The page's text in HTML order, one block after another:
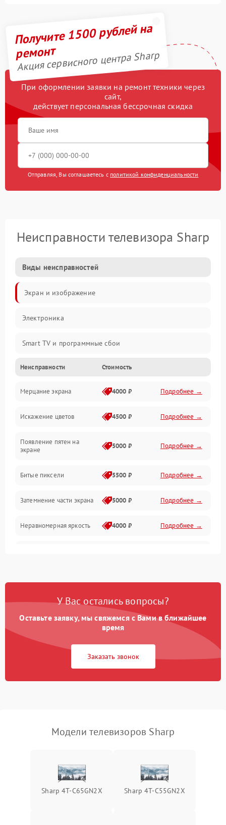
Получите 1500 рублей на
ремонт
Акция сервисного центра Sharp
При оформлении заявки на ремонт техники через
сайт,
действует персональная бессрочная скидка
Отправляя, Вы соглашаетесь с политикой конфиденциальности
Неисправности телевизора Sharp
Виды неисправностей
Экран и изображение
Электроника
Smart TV и программные сбои
Питание и запуск
Подсветка и LED-модули
Звук и аудиосистема
Сигнал и приём каналов
Механические повреждения
Программное обеспечение
Сеть и подключения
Аудио
Сетевая
Неисправности Стоимость
Мерцание экрана 4000 ₽ Подробнее →
Искажение цветов 4500 ₽ Подробнее →
Появление пятен на
экране
5000 ₽ Подробнее →
Битые пиксели 5500 ₽ Подробнее →
Затемнение части экрана 5000 ₽ Подробнее →
Неравномерная яркость 4000 ₽ Подробнее →
У Вас остались вопросы?
Оставьте заявку, мы свяжемся с Вами в ближайшее
время
Заказать звонок
Модели телевизоров Sharp
Sharp 4T-C65GN2X Sharp 4T-C55GN2X